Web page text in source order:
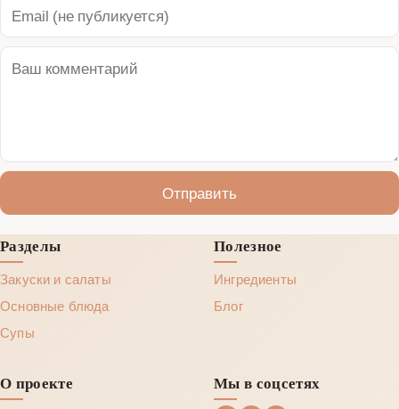
Отправить
Разделы
Закуски и салаты
Основные блюда
Супы
Полезное
Ингредиенты
Блог
О проекте
Мы в соцсетях